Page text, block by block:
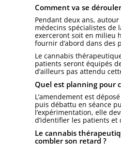
Comment va se
Pendant deux ans,
médecins spécialistes de
exerceront soit en milieu
fournir d’abord dans des
Le cannabis
patients seront équipés
d’ailleurs pas attendu
Quel est planning pour
L’amendement est
puis débattu en séance
l’expérimentation, elle
d’identifier les patients et
Le cannabis
combler son retard ?